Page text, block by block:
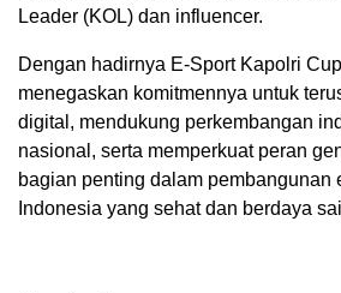
Leader (KOL) dan influencer.
Dengan hadirnya E-Sport Kapolri
menegaskan komitmennya untuk
digital, mendukung perkembangan
nasional, serta memperkuat peran
bagian penting dalam pembangunan
Indonesia yang sehat dan berdaya